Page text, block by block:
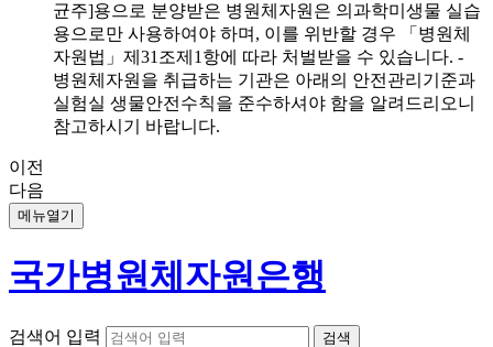
균주]용으로 분양받은 병원체자원은 의과학미생물 실습
용으로만 사용하여야 하며, 이를 위반할 경우 「병원체
자원법」제31조제1항에 따라 처벌받을 수 있습니다. -
병원체자원을 취급하는 기관은 아래의 안전관리기준과
실험실 생물안전수칙을 준수하셔야 함을 알려드리오니
참고하시기 바랍니다.
이전
다음
메뉴열기
국가병원체자원은행
검색어 입력